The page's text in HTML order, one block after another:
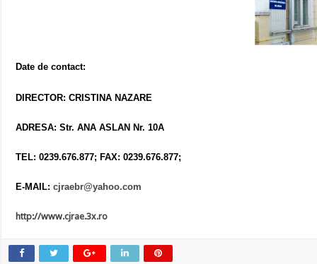
Date de contact:
DIRECTOR: CRISTINA NAZARE
ADRESA: Str. ANA ASLAN Nr. 10A
TEL: 0239.676.877; FAX: 0239.676.877;
E-MAIL:cjraebr@yahoo.com
http://www.cjrae.3x.ro